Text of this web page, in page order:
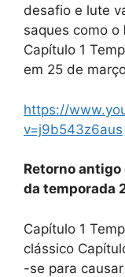
desafio e lute
saques como o
Capítulo 1
em 25 de
https://
v=j9b543z6aus
Retorno antigo
da temporada
Capítulo 1
clássico
-se para